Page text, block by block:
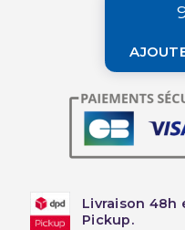
Livraison 48h
Pickup.